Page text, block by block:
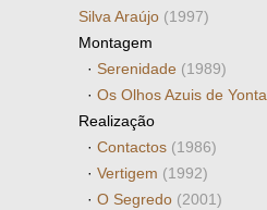
Silva Araújo (1997)
Montagem
· Serenidade (1989)
· Os Olhos Azuis de Yonta
Realização
· Contactos (1986)
· Vertigem (1992)
· O Segredo (2001)